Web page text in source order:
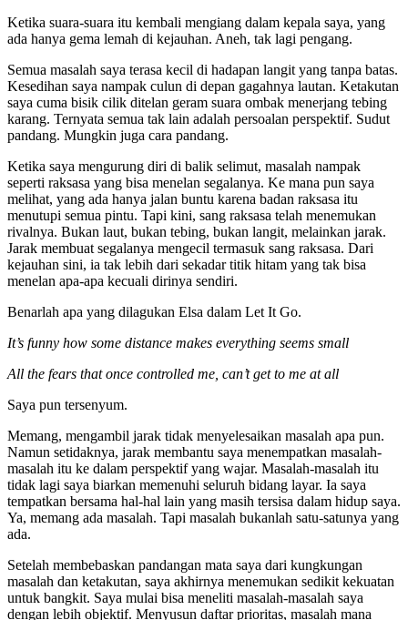
Ketika suara-suara itu kembali mengiang dalam kepala saya, yang
ada hanya gema lemah di kejauhan. Aneh, tak lagi pengang.
Semua masalah saya terasa kecil di hadapan langit yang tanpa batas.
Kesedihan saya nampak culun di depan gagahnya lautan. Ketakutan
saya cuma bisik cilik ditelan geram suara ombak menerjang tebing
karang. Ternyata semua tak lain adalah persoalan perspektif. Sudut
pandang. Mungkin juga cara pandang.
Ketika saya mengurung diri di balik selimut, masalah nampak
seperti raksasa yang bisa menelan segalanya. Ke mana pun saya
melihat, yang ada hanya jalan buntu karena badan raksasa itu
menutupi semua pintu. Tapi kini, sang raksasa telah menemukan
rivalnya. Bukan laut, bukan tebing, bukan langit, melainkan jarak.
Jarak membuat segalanya mengecil termasuk sang raksasa. Dari
kejauhan sini, ia tak lebih dari sekadar titik hitam yang tak bisa
menelan apa-apa kecuali dirinya sendiri.
Benarlah apa yang dilagukan Elsa dalam Let It Go.
It’s funny how some distance makes everything seems small
All the fears that once controlled me, can’t get to me at all
Saya pun tersenyum.
Memang, mengambil jarak tidak menyelesaikan masalah apa pun.
Namun setidaknya, jarak membantu saya menempatkan masalah-
masalah itu ke dalam perspektif yang wajar. Masalah-masalah itu
tidak lagi saya biarkan memenuhi seluruh bidang layar. Ia saya
tempatkan bersama hal-hal lain yang masih tersisa dalam hidup saya.
Ya, memang ada masalah. Tapi masalah bukanlah satu-satunya yang
ada.
Setelah membebaskan pandangan mata saya dari kungkungan
masalah dan ketakutan, saya akhirnya menemukan sedikit kekuatan
untuk bangkit. Saya mulai bisa meneliti masalah-masalah saya
dengan lebih objektif. Menyusun daftar prioritas, masalah mana